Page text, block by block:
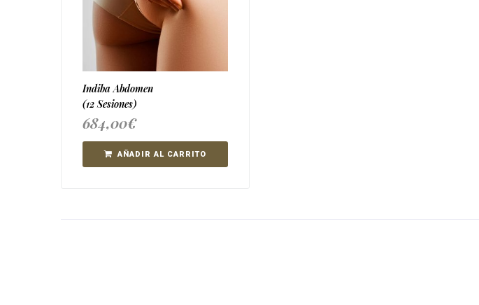
Indiba Abdomen
(12 Sesiones)
684,00€
AÑADIR AL CARRITO